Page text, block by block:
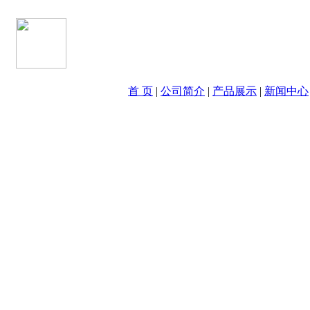
首 页 | 公司简介 | 产品展示 | 新闻中心